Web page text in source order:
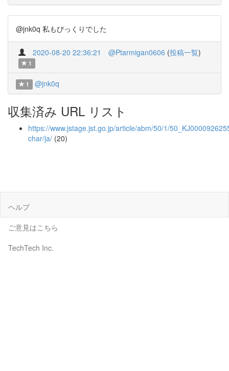
@jnk0q 私もびっくりでした
2020-08-20 22:36:21 @Ptarmigan0606 (投稿一覧)
1
1 @jnk0q
収集済み URL リスト
https://www.jstage.jst.go.jp/article/abm/50/1/
char/ja/ (20)
ヘルプ
ご意見はこちら
TechTech Inc.